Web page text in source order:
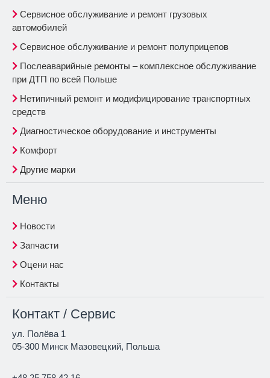
Сервисное обслуживание и ремонт грузовых
автомобилей
Сервисное обслуживание и ремонт полуприцепов
Послеаварийные ремонты – комплексное обслуживание
при ДТП по всей Польше
Нетипичный ремонт и модифицирование транспортных
средств
Диагностическое оборудование и инструменты
Комфорт
Другие марки
Меню
Новости
Запчасти
Оцени нас
Контакты
Контакт / Сервис
ул. Полёва 1
05-300 Минск Мазовецкий, Польша